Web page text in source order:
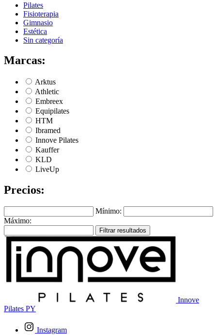
Pilates
Fisioterapia
Gimnasio
Estética
Sin categoría
Marcas:
Arktus
Athletic
Embreex
Equipilates
HTM
Ibramed
Innove Pilates
Kauffer
KLD
LiveUp
Precios:
Mínimo:
Máximo:
Filtrar resultados
Innove
Pilates PY
Instagram